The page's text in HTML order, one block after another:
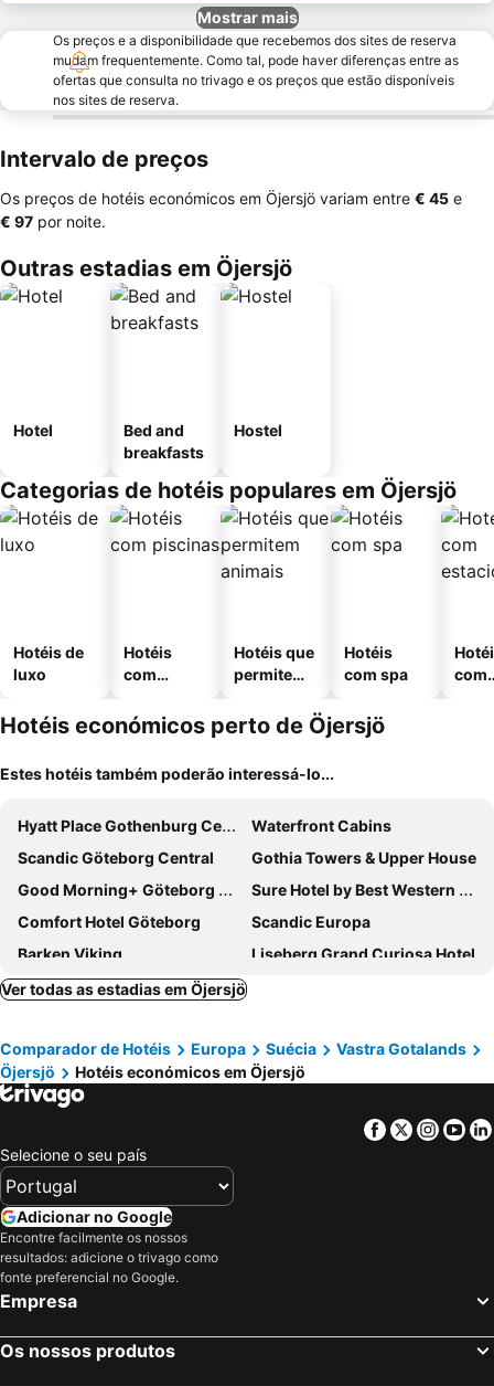
Mostrar mais
Os preços e a disponibilidade que recebemos dos sites de reserva
mudam frequentemente. Como tal, pode haver diferenças entre as
ofertas que consulta no trivago e os preços que estão disponíveis
nos sites de reserva.
Intervalo de preços
Os preços de hotéis económicos em Öjersjö variam entre ‎€ 45 e
‎€ 97 por noite.
Outras estadias em Öjersjö
Hotel
Bed and
breakfasts
Hostel
Categorias de hotéis populares em Öjersjö
Hotéis de
luxo
Hotéis
com
Hotéis que
permitem
Hotéis
com spa
com
Hotéis económicos perto de Öjersjö
Estes hotéis também poderão interessá-lo...
Hyatt Place Gothenburg Central
Waterfront Cabins
Scandic Göteborg Central
Gothia Towers & Upper House
Good Morning+ Göteborg City
Sure Hotel by Best Western Center
Comfort Hotel Göteborg
Scandic Europa
Barken Viking
Liseberg Grand Curiosa Hotel
Home Hotel Odin
Comfort Hotel Panorama
Hotel Vasa, BW Signature Collection
Elite Plaza Hotel
Good Morning Mölndal
Radisson Blu Scandinavia Hotel, Goteborg
Hotel Örgryte
Scandic Rubinen
Hotel Riverton
Landvetter Airport Hotel, Best Western Premier Collection
Best Western Plus Aby Hotel
Hotel Mölndals Bro
Scandic No. 25
Hotel & Ristorante Bellora
Hotel Royal
Ver todas as estadias em Öjersjö
Comparador de Hotéis Europa Suécia
Vastra Gotalands
Öjersjö
Hotéis económicos em Öjersjö
Facebook
Twitter
Selecione o seu país
Adicionar no Google
Encontre facilmente os nossos
resultados: adicione o trivago como
fonte preferencial no Google.
Empresa
Os nossos produtos